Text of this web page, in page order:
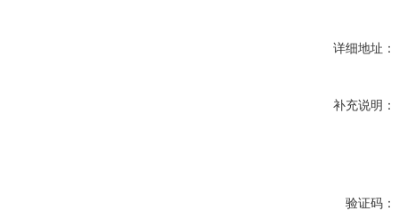
详细地址：
补充说明：
验证码：